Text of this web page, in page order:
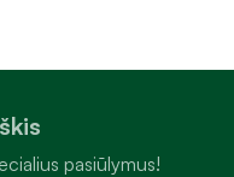
pasiūlymus!